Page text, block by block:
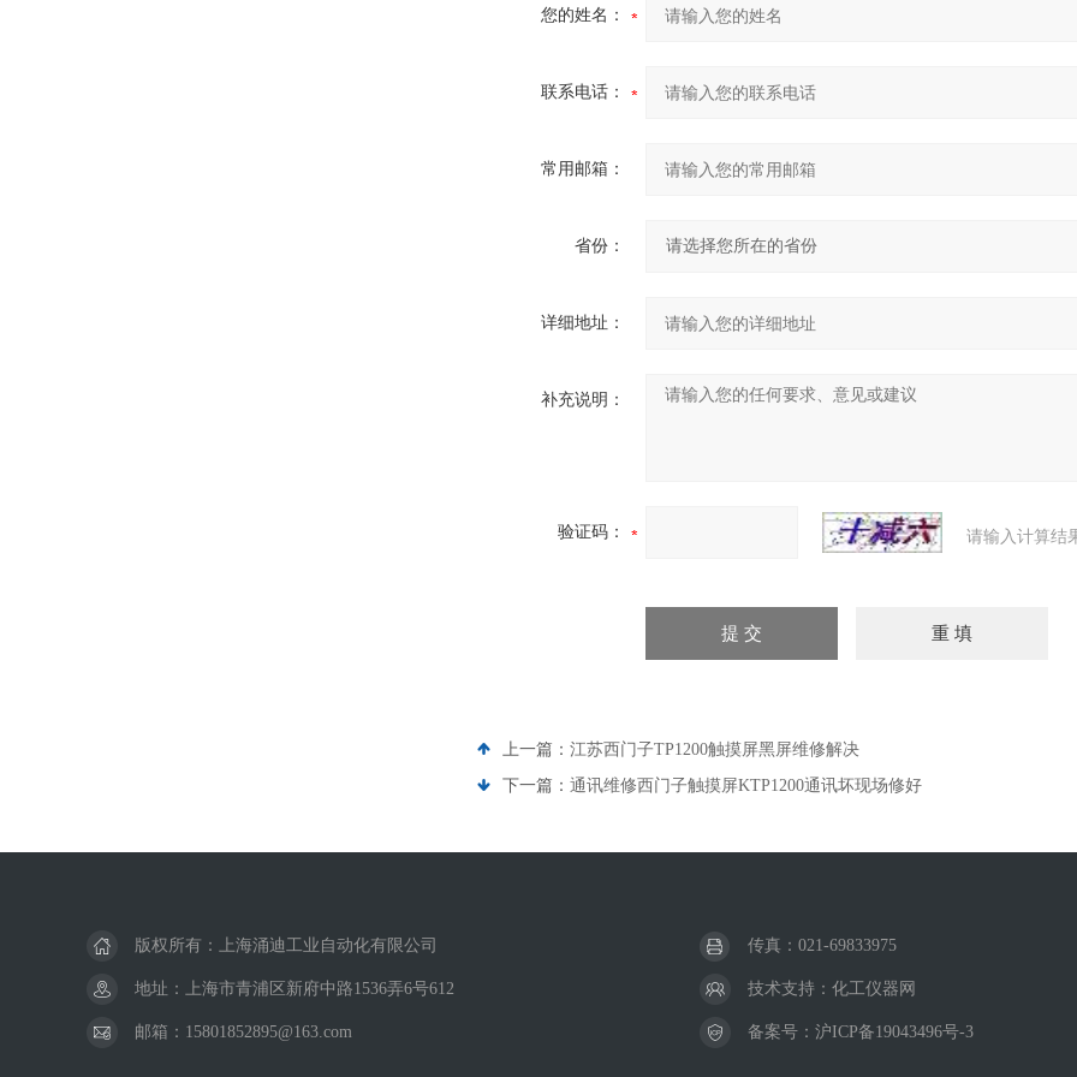
您的姓名：
联系电话：
常用邮箱：
省份：
详细地址：
补充说明：
验证码： 请输入计算结
上一篇： 江苏西门子TP1200触摸屏黑屏维修解决
下一篇： 通讯维修西门子触摸屏KTP1200通讯坏现场修好
版权所有：上海涌迪工业自动化有限公司 传真：021-69833975
地址：上海市青浦区新府中路1536弄6号612 技术支持： 化工仪器网
邮箱：15801852895@163.com 备案号： 沪ICP备19043496号-3